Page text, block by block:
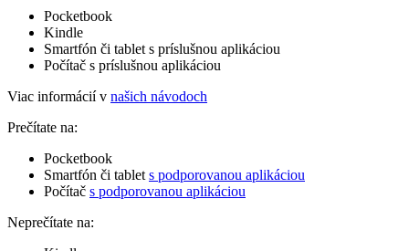
Pocketbook
Kindle
Smartfón či tablet s príslušnou aplikáciou
Počítač s príslušnou aplikáciou
Viac informácií v našich návodoch
Prečítate na:
Pocketbook
Smartfón či tablet s podporovanou aplikáciou
Počítač s podporovanou aplikáciou
Neprečítate na: